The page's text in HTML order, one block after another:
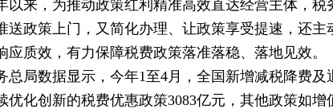
以来，为推动政策红利精准高效直达经营主体，税
送政策上门，又简化办理、让政策享受提速，还主
应质效，有力保障税费政策落准落稳、落地见效。
总局数据显示，今年1至4月，全国新增减税降费及
优化创新的税费优惠政策3083亿元，其他政策如增